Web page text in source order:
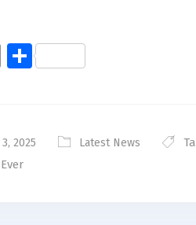
CopyShare
2025 Latest News